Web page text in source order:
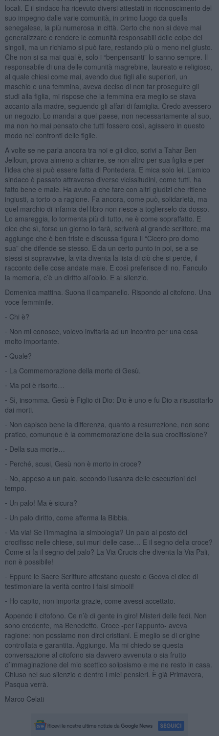
locali. E il sindaco ha ricevuto diversi attestati in riconoscimento del
suo impegno dalle varie comunità, in primo luogo da quella
senegalese, la più numerosa in città. Certo che non si deve mai
generalizzare e rendere le comunità responsabili delle colpe dei
singoli, ma un richiamo si può fare, restando più o meno nel giusto.
Che non si sa mai qual è, solo i “benpensanti” lo sanno sempre. Il
responsabile di una delle comunità magrebine, laureato e religioso,
al quale chiesi come mai, avendo due figli alle superiori, un
maschio e una femmina, aveva deciso di non far proseguire gli
studi alla figlia, mi rispose che la femmina era meglio se stava
accanto alla madre, seguendo gli affari di famiglia. Credo avessero
un negozio. Lo mandai a quel paese, non necessariamente al suo,
ma non ho mai pensato che tutti fossero così, agissero in questo
modo nei confronti delle figlie.
A volte se ne parla ancora tra noi e gli dico, scrivi a Tahar Ben
Jelloun, prova almeno a chiarire, se non altro per sua figlia e per
l’idea che si può essere fatta di Pontedera. E mica solo lei. L’amico
sindaco è passato attraverso diverse vicissitudini, come tutti, ha
fatto bene e male. Ha avuto a che fare con altri giudizi che ritiene
ingiusti, a torto o a ragione. Fa ancora, come può, solidarietà, ma
quel marchio di infamia del libro non riesce a toglierselo da dosso.
Lo amareggia, lo tormenta più di tutto, ne è come sopraffatto. E
dice che sì, forse un giorno lo farà, scriverà al grande scrittore, ma
aggiunge che è ben triste e discussa figura il “Cicero pro domo
sua” che difende se stesso. E da un certo punto in poi, se a se
stessi si sopravvive, la vita diventa la lista di ciò che si perde, il
racconto delle cose andate male. E così preferisce di no. Fanculo
la memoria, c’è un diritto all’oblio. E al silenzio.
Domenica mattina. Suona il campanello. Rispondo al citofono. Una
voce femminile.
⁃ Chi è?
⁃ Non mi conosce, volevo invitarla ad un incontro per una cosa
molto importante.
⁃ Quale?
⁃ La Commemorazione della morte di Gesù.
⁃ Ma poi è risorto…
⁃ Sì, insomma. Gesù è Figlio di Dio: Dio è uno e fu Dio a risuscitarlo
dai morti.
⁃ Non capisco bene la differenza, quanto a resurrezione, non sono
pratico, comunque è la commemorazione della sua crocifissione?
⁃ Della sua morte…
⁃ Perché, scusi, Gesù non è morto in croce?
⁃ No, appeso a un palo, secondo l’usanza delle esecuzioni del
tempo.
⁃ Un palo! Ma è sicura?
⁃ Un palo diritto, come afferma la Bibbia.
⁃ Ma via! Se l’immagina la simbologia? Un palo al posto del
crocifisso nelle chiese, sui muri delle case… E il segno della croce?
Come si fa il segno del palo? La Via Crucis che diventa la Via Pali,
non è possibile!
⁃ Eppure le Sacre Scritture attestano questo e Geova ci dice di
testimoniare la verità contro i falsi simboli!
⁃ Ho capito, non importa grazie, come avessi accettato.
Appendo il citofono. Ce n’è di gente in giro! Misteri delle fedi. Non
sono credente, ma Benedetto, Croce -per l’appunto- aveva
ragione: non possiamo non dirci cristiani. E meglio se di origine
controllata e garantita. Aggiungo. Ma mi chiedo se questa
conversazione al citofono sia davvero avvenuta o sia frutto
d’immaginazione del mio scettico solipsismo e me ne resto in casa.
Chiuso nel suo silenzio e dentro i miei pensieri. È già Primavera,
Pasqua verrà.
Marco Celati